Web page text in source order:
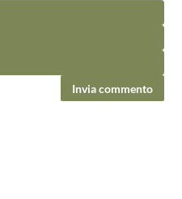
Invia commento